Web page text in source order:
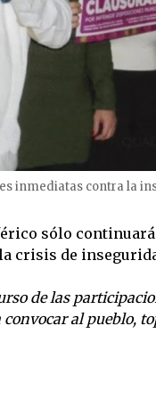
inmediatas contra la
sólo
crisis de
de las
al pueblo,